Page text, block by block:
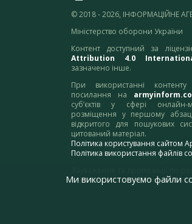
© 2018 - 2026, ІНФОРМАЦІЙНЕ
Міністерство оборони України
Контент доступний за
Attribution 4.0
зазначено інше.
При використанні
посилання на
суб’єктів у сфері онлайн-
розміщення у першому
відкритого для пошукових
цитований матеріал.
Політика користування сайтом
Політика використання файлів
адресу:
Ми використовуємо файли